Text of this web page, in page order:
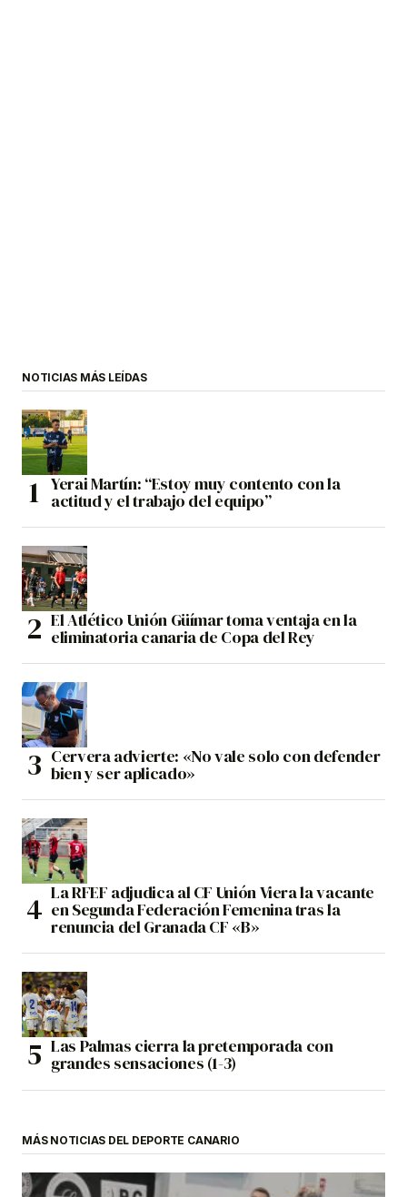
NOTICIAS MÁS LEÍDAS
Yerai Martín: “Estoy muy contento con la
actitud y el trabajo del equipo”
El Atlético Unión Güímar toma ventaja en la
eliminatoria canaria de Copa del Rey
Cervera advierte: «No vale solo con defender
bien y ser aplicado»
La RFEF adjudica al CF Unión Viera la vacante
en Segunda Federación Femenina tras la
renuncia del Granada CF «B»
Las Palmas cierra la pretemporada con
grandes sensaciones (1-3)
MÁS NOTICIAS DEL DEPORTE CANARIO